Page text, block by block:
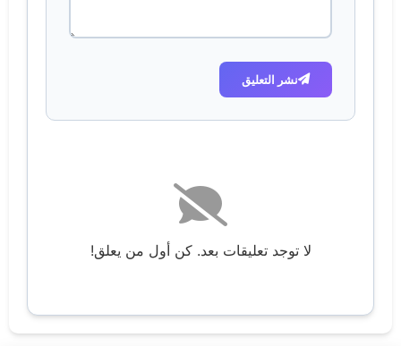
نشر التعليق
لا توجد تعليقات بعد. كن أول من يعلق!